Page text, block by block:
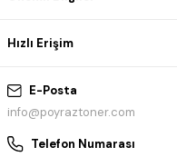
E-Posta
info@poyraztoner.com
Telefon Numarası
Hızlı Erişim